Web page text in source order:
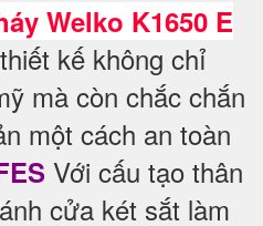
Welko K1650 E
kế không chỉ
mà còn chắc chắn
một cách an toàn
Với cấu tạo thân
cửa két sắt làm